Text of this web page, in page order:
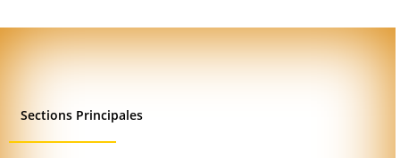
Sections Principales